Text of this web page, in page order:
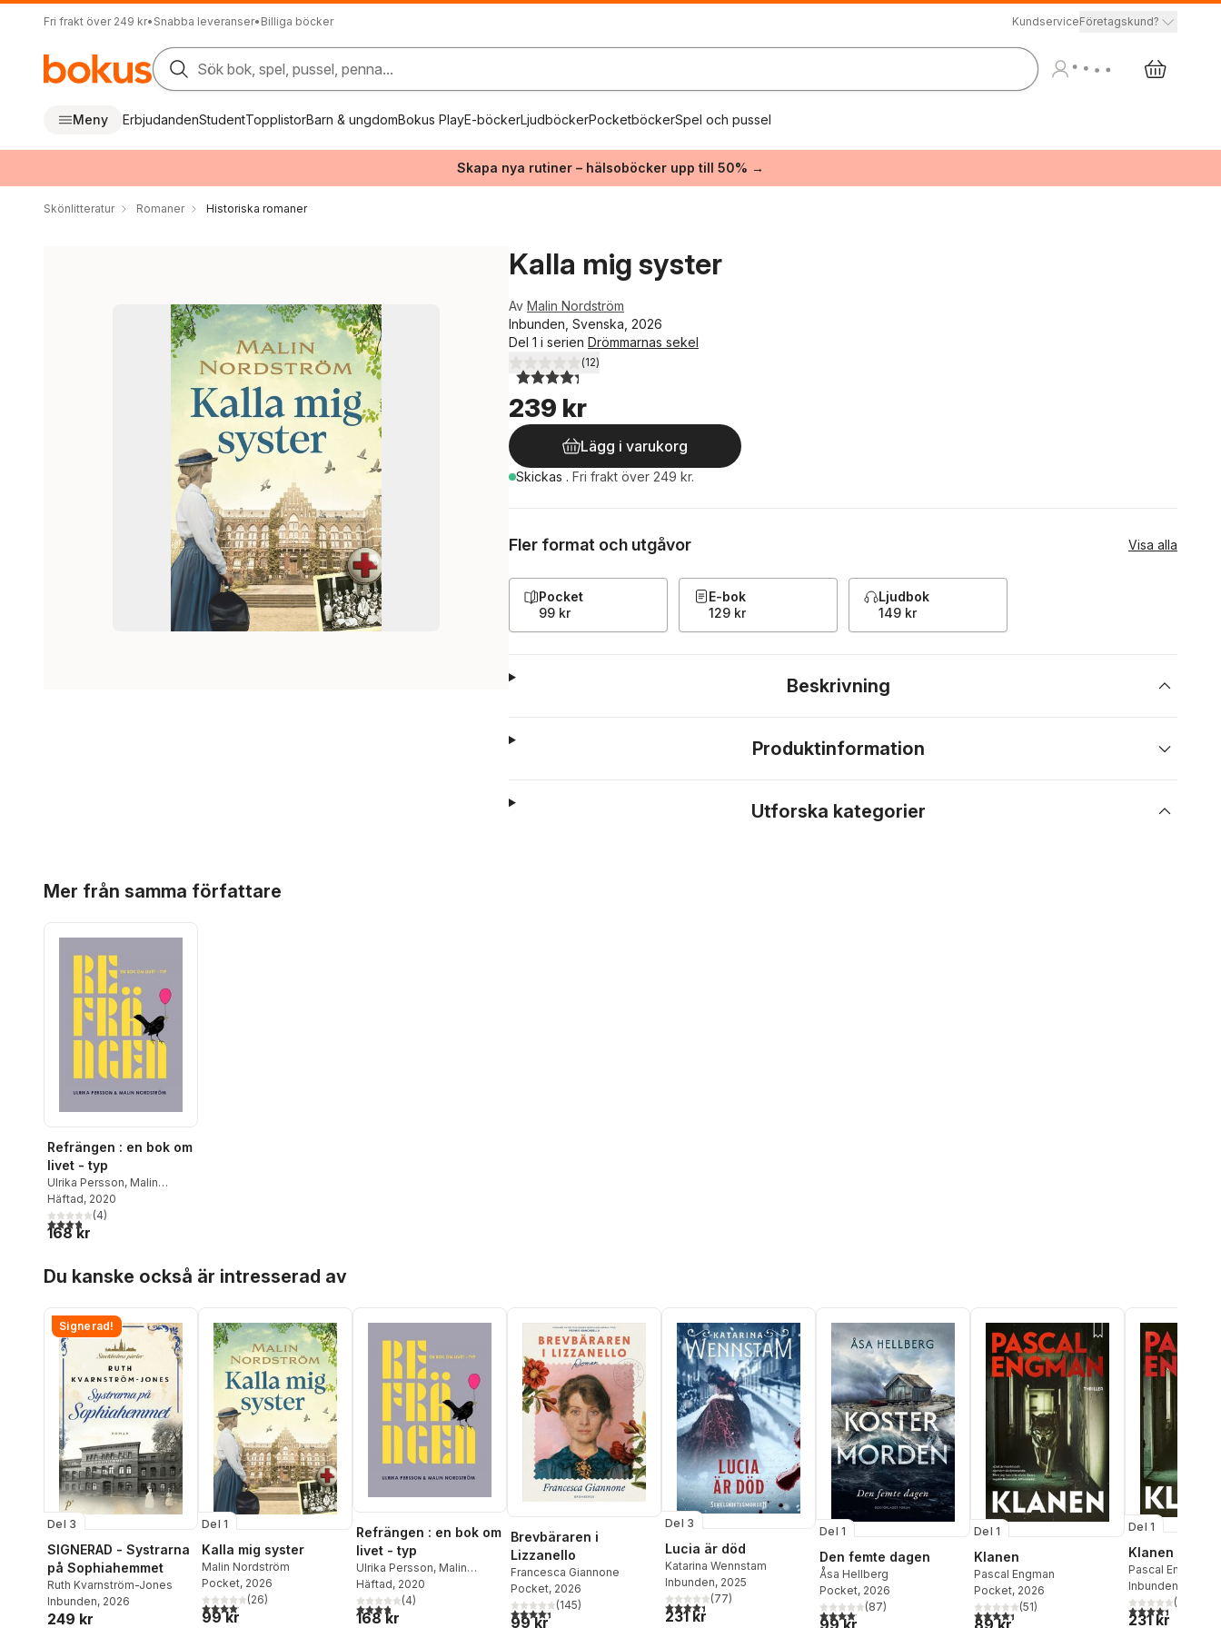
Fri frakt över 249 kr• Snabba leveranser• Billiga böcker KundserviceFöretagskund?
Sök bok, spel, pussel, penna...
Meny ErbjudandenStudentTopplistorBarn & ungdomBokus PlayE-böckerLjudböckerPocketböckerSpel och pussel
Skapa nya rutiner – hälsoböcker upp till 50% →
Skönlitteratur Romaner Historiska romaner
Kalla mig syster
Av Malin Nordström
Inbunden, Svenska, 2026
Del 1 i serien Drömmarnas sekel
4,3utav 5 stjärnor. Totalt antal röster:
(12)
239 kr
Lägg i varukorg
Skickas . Fri frakt över 249 kr.
Fler format och utgåvor Visa alla
Pocket
99 kr
E-bok
129 kr
Ljudbok
149 kr
Beskrivning
Produktinformation
Utforska kategorier
Mer från samma författare
Refrängen : en bok om
livet - typ
Ulrika Persson, Malin
Nordström
Häftad, 2020
3,8utav 5 stjärnor. Totalt antal röster:
(4)
168 kr
Du kanske också är intresserad av
Signerad!
Del 3
SIGNERAD - Systrarna
på Sophiahemmet
Ruth Kvarnström-Jones
Inbunden, 2026
249 kr
Del 1
Kalla mig syster
Malin Nordström
Pocket, 2026
4,1utav 5 stjärnor. Totalt antal röster:
(26)
99 kr
Refrängen : en bok om
livet - typ
Ulrika Persson, Malin
Nordström
Häftad, 2020
3,8utav 5 stjärnor. Totalt antal röster:
(4)
168 kr
Brevbäraren i
Lizzanello
Francesca Giannone
Pocket, 2026
4,4utav 5 stjärnor. Totalt antal röster:
(145)
99 kr
Del 3
Lucia är död
Katarina Wennstam
Inbunden, 2025
4,4utav 5 stjärnor. Totalt antal röster:
(77)
231 kr
Del 1
Den femte dagen
Åsa Hellberg
Pocket, 2026
4,1utav 5 stjärnor. Totalt antal röster:
(87)
Del 1
Klanen
Pascal Engman
Pocket, 2026
4,4utav 5 stjärnor. Totalt antal röster:
(51)
Del 1
Klanen
Pascal Engman
Inbunden
4,4utav 5(
231 kr